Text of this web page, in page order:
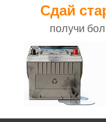
Сдай
получи